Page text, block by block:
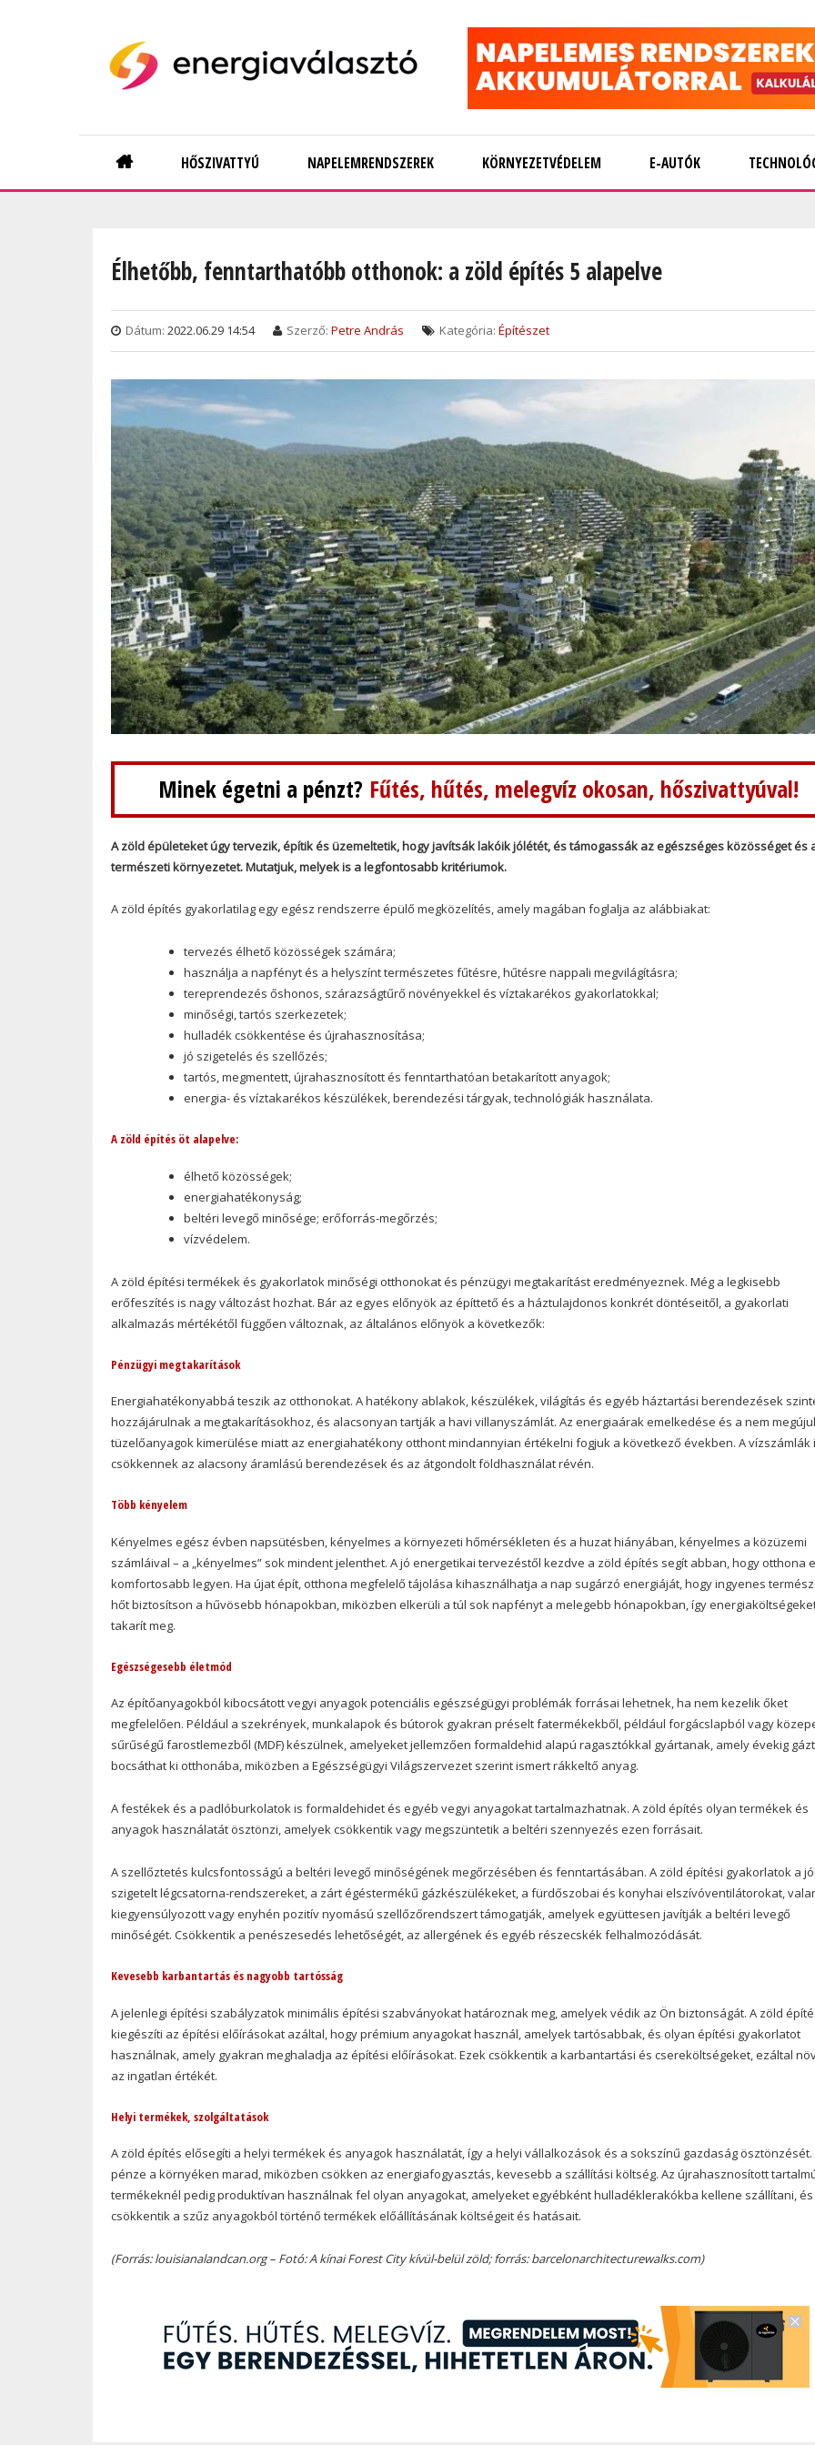
Main
navigation
HŐSZIVATTYÚ NAPELEMRENDSZEREK KÖRNYEZETVÉDELEM E-AUTÓK
Élhetőbb, fenntarthatóbb otthonok: a zöld építés 5 alapelve
Dátum: 2022.06.29 14:54 Szerző: Petre András Kategória: Építészet
Minek égetni a pénzt? Fűtés, hűtés, melegvíz okosan, hőszivattyúval!
A zöld épületeket úgy tervezik, építik és üzemeltetik, hogy javítsák lakóik jólétét, és támogassák az egészséges közösséget és
természeti környezetet. Mutatjuk, melyek is a legfontosabb kritériumok.
A zöld építés gyakorlatilag egy egész rendszerre épülő megközelítés, amely magában foglalja az alábbiakat:
tervezés élhető közösségek számára;
használja a napfényt és a helyszínt természetes fűtésre, hűtésre nappali megvilágításra;
tereprendezés őshonos, szárazságtűrő növényekkel és víztakarékos gyakorlatokkal;
minőségi, tartós szerkezetek;
hulladék csökkentése és újrahasznosítása;
jó szigetelés és szellőzés;
tartós, megmentett, újrahasznosított és fenntarthatóan betakarított anyagok;
energia- és víztakarékos készülékek, berendezési tárgyak, technológiák használata.
A zöld építés öt alapelve:
élhető közösségek;
energiahatékonyság;
beltéri levegő minősége; erőforrás-megőrzés;
vízvédelem.
A zöld építési termékek és gyakorlatok minőségi otthonokat és pénzügyi megtakarítást eredményeznek. Még a legkisebb
erőfeszítés is nagy változást hozhat. Bár az egyes előnyök az építtető és a háztulajdonos konkrét döntéseitől, a gyakorlati
alkalmazás mértékétől függően változnak, az általános előnyök a következők:
Pénzügyi megtakarítások
Energiahatékonyabbá teszik az otthonokat. A hatékony ablakok, készülékek, világítás és egyéb háztartási berendezések
hozzájárulnak a megtakarításokhoz, és alacsonyan tartják a havi villanyszámlát. Az energiaárak emelkedése és a nem
tüzelőanyagok kimerülése miatt az energiahatékony otthont mindannyian értékelni fogjuk a következő években. A vízszámlák
csökkennek az alacsony áramlású berendezések és az átgondolt földhasználat révén.
Több kényelem
Kényelmes egész évben napsütésben, kényelmes a környezeti hőmérsékleten és a huzat hiányában, kényelmes a közüzemi
számláival – a „kényelmes” sok mindent jelenthet. A jó energetikai tervezéstől kezdve a zöld építés segít abban, hogy otthona
komfortosabb legyen. Ha újat épít, otthona megfelelő tájolása kihasználhatja a nap sugárzó energiáját, hogy ingyenes
hőt biztosítson a hűvösebb hónapokban, miközben elkerüli a túl sok napfényt a melegebb hónapokban, így
takarít meg.
Egészségesebb életmód
Az építőanyagokból kibocsátott vegyi anyagok potenciális egészségügyi problémák forrásai lehetnek, ha nem kezelik őket
megfelelően. Például a szekrények, munkalapok és bútorok gyakran préselt fatermékekből, például forgácslapból vagy
sűrűségű farostlemezből (MDF) készülnek, amelyeket jellemzően formaldehid alapú ragasztókkal gyártanak, amely évekig gázt
bocsáthat ki otthonába, miközben a Egészségügyi Világszervezet szerint ismert rákkeltő anyag.
A festékek és a padlóburkolatok is formaldehidet és egyéb vegyi anyagokat tartalmazhatnak. A zöld építés olyan termékek és
anyagok használatát ösztönzi, amelyek csökkentik vagy megszüntetik a beltéri szennyezés ezen forrásait.
A szellőztetés kulcsfontosságú a beltéri levegő minőségének megőrzésében és fenntartásában. A zöld építési gyakorlatok a
szigetelt légcsatorna-rendszereket, a zárt égéstermékű gázkészülékeket, a fürdőszobai és konyhai elszívóventilátorokat,
kiegyensúlyozott vagy enyhén pozitív nyomású szellőzőrendszert támogatják, amelyek együttesen javítják a beltéri levegő
minőségét. Csökkentik a penészesedés lehetőségét, az allergének és egyéb részecskék felhalmozódását.
Kevesebb karbantartás és nagyobb tartósság
A jelenlegi építési szabályzatok minimális építési szabványokat határoznak meg, amelyek védik az Ön biztonságát. A zöld
kiegészíti az építési előírásokat azáltal, hogy prémium anyagokat használ, amelyek tartósabbak, és olyan építési gyakorlatot
használnak, amely gyakran meghaladja az építési előírásokat. Ezek csökkentik a karbantartási és csereköltségeket, ezáltal
az ingatlan értékét.
Helyi termékek, szolgáltatások
A zöld építés elősegíti a helyi termékek és anyagok használatát, így a helyi vállalkozások és a sokszínű gazdaság ösztönzését.
pénze a környéken marad, miközben csökken az energiafogyasztás, kevesebb a szállítási költség. Az újrahasznosított
termékeknél pedig produktívan használnak fel olyan anyagokat, amelyeket egyébként hulladéklerakókba kellene szállítani, és
csökkentik a szűz anyagokból történő termékek előállításának költségeit és hatásait.
(Forrás: louisianalandcan.org – Fotó: A kínai Forest City kívül-belül zöld; forrás: barcelonarchitecturewalks.com)